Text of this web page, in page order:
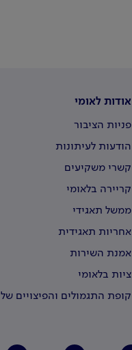
אודות לאומי
פניות הציבור
הודעות לעיתונות
קשרי משקיעים
קריירה בלאומי
ממשל תאגידי
אחריות תאגידית
אמנת השירות
ציות בלאומי
קופת התגמולים והפיצויים של